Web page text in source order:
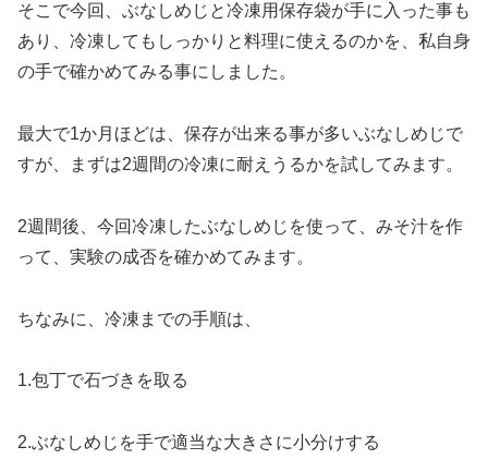
そこで今回、ぶなしめじと冷凍用保存袋が手に入った事も
あり、冷凍してもしっかりと料理に使えるのかを、私自身
の手で確かめてみる事にしました。
最大で1か月ほどは、保存が出来る事が多いぶなしめじで
すが、まずは2週間の冷凍に耐えうるかを試してみます。
2週間後、今回冷凍したぶなしめじを使って、みそ汁を作
って、実験の成否を確かめてみます。
ちなみに、冷凍までの手順は、
1.包丁で石づきを取る
2.ぶなしめじを手で適当な大きさに小分けする